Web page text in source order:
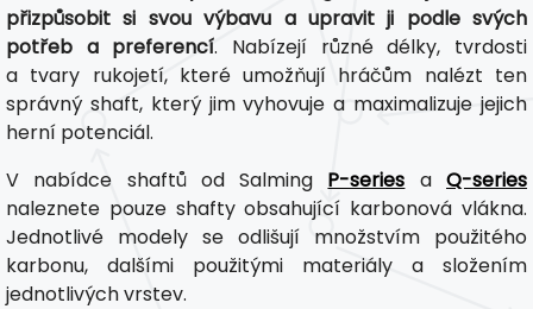
přizpůsobit si svou výbavu a upravit ji podle svých
potřeb a preferencí. Nabízejí různé délky, tvrdosti
a tvary rukojetí, které umožňují hráčům nalézt ten
správný shaft, který jim vyhovuje a maximalizuje jejich
herní potenciál.
V nabídce shaftů od Salming P-series aQ-series
naleznete pouze shafty obsahující karbonová vlákna.
Jednotlivé modely se odlišují množstvím použitého
karbonu, dalšími použitými materiály a složením
jednotlivých vrstev.